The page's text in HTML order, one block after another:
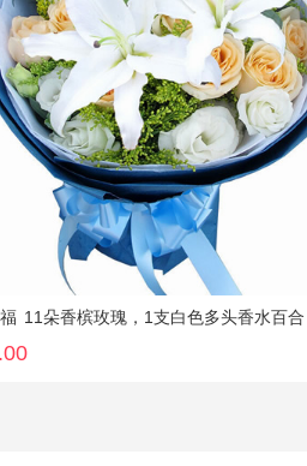
11朵香槟玫瑰，1支白色多头香水百合，搭配桔梗、